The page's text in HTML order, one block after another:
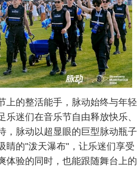
的整活能手，脉动始终与年轻
乐迷们在音乐节自由释放快乐、
，脉动以超显眼的巨型脉动瓶子
睛的"泼天瀑布"，让乐迷们享受
体验的同时，也能跟随舞台上的